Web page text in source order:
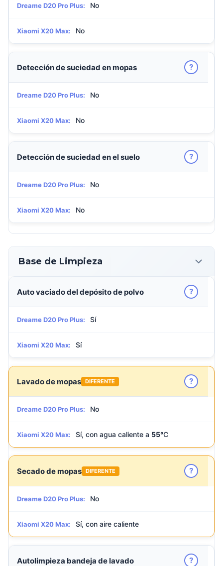
Dreame D20 Pro Plus: No
Xiaomi X20 Max: No
Detección de suciedad en mopas ?
Dreame D20 Pro Plus: No
Xiaomi X20 Max: No
Detección de suciedad en el suelo ?
Dreame D20 Pro Plus: No
Xiaomi X20 Max: No
Base de Limpieza
Auto vaciado del depósito de polvo ?
Dreame D20 Pro Plus: Sí
Xiaomi X20 Max: Sí
Lavado de mopas DIFERENTE ?
Dreame D20 Pro Plus: No
Xiaomi X20 Max: Sí, con agua caliente a 55°C
Secado de mopas DIFERENTE ?
Dreame D20 Pro Plus: No
Xiaomi X20 Max: Sí, con aire caliente
Autolimpieza bandeja de lavado ?